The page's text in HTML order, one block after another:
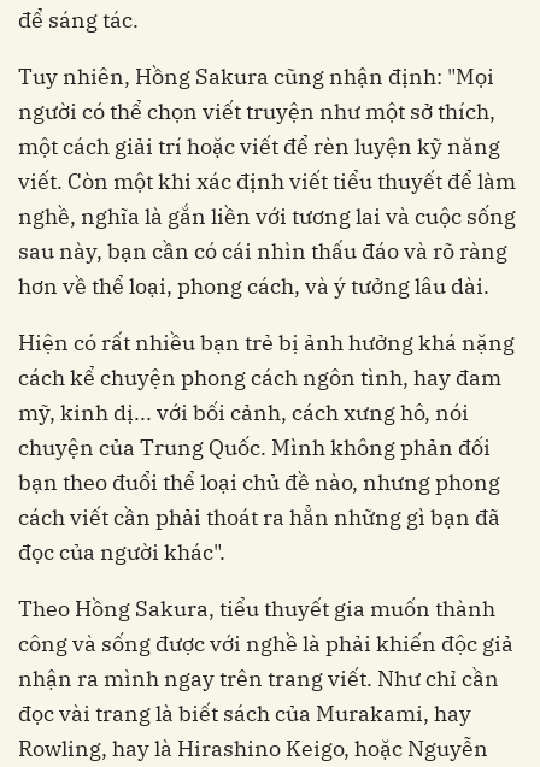
để sáng tác.
Tuy nhiên, Hồng Sakura cũng nhận định: "Mọi
người có thể chọn viết truyện như một sở thích,
một cách giải trí hoặc viết để rèn luyện kỹ năng
viết. Còn một khi xác định viết tiểu thuyết để làm
nghề, nghĩa là gắn liền với tương lai và cuộc sống
sau này, bạn cần có cái nhìn thấu đáo và rõ ràng
hơn về thể loại, phong cách, và ý tưởng lâu dài.
Hiện có rất nhiều bạn trẻ bị ảnh hưởng khá nặng
cách kể chuyện phong cách ngôn tình, hay đam
mỹ, kinh dị... với bối cảnh, cách xưng hô, nói
chuyện của Trung Quốc. Mình không phản đối
bạn theo đuổi thể loại chủ đề nào, nhưng phong
cách viết cần phải thoát ra hẳn những gì bạn đã
đọc của người khác".
Theo Hồng Sakura, tiểu thuyết gia muốn thành
công và sống được với nghề là phải khiến độc giả
nhận ra mình ngay trên trang viết. Như chỉ cần
đọc vài trang là biết sách của Murakami, hay
Rowling, hay là Hirashino Keigo, hoặc Nguyễn